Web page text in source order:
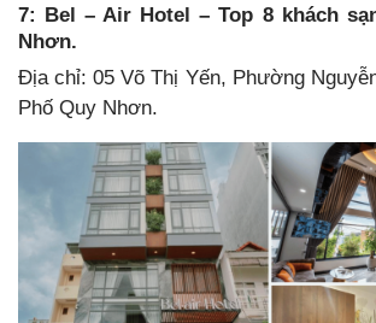
7: Bel – Air Hotel– Top 8 khách
Nhơn.
Địa chỉ: 05 Võ Thị Yến, Phường
Phố Quy Nhơn.